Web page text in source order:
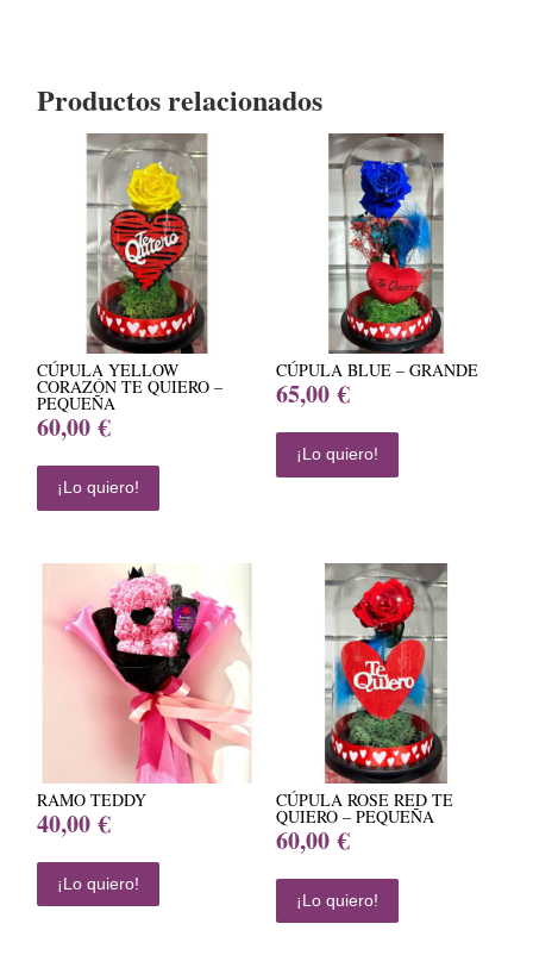
PEQUEÑA
cantidad
Productos relacionados
CÚPULA YELLOW
CORAZÓN TE QUIERO –
PEQUEÑA
60,00€
¡Lo quiero!
CÚPULA BLUE – GRANDE
65,00€
¡Lo quiero!
RAMO TEDDY
40,00€
¡Lo quiero!
CÚPULA ROSE RED TE
QUIERO – PEQUEÑA
60,00€
¡Lo quiero!